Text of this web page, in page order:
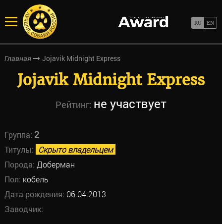
Главная Jojavik Midnight Express
Jojavik Midnight Express
Рейтинг: не участвует
Группа: 2
Титулы: Скрыто владельцем
Порода: Доберман
Пол: кобель
Дата рождения: 06.04.2013
Заводчик: